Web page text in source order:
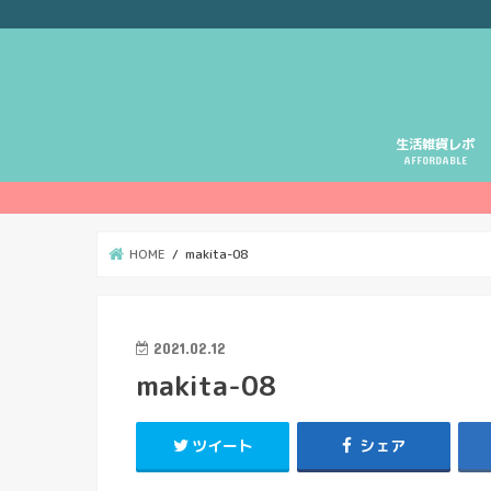
生活雑貨レポ
AFFORDABLE
HOME makita-08
2021.02.12
makita-08
ツイート シェア